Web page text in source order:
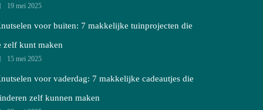
19 mei 2025
voor buiten: 7 makkelijke tuinprojecten die
zelf kunt maken
15 mei 2025
voor vaderdag: 7 makkelijke cadeautjes die
zelf kunnen maken